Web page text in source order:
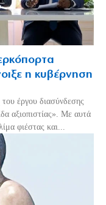
η κυβέρνηση
έργου διασύνδεσης
αξιοπιστίας». Με αυτά
φιέστας και...